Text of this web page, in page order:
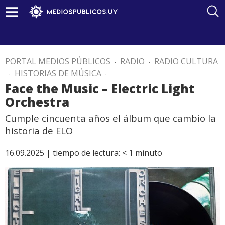
PORTAL MEDIOS PÚBLICOS . RADIO . RADIO CULTURA
. HISTORIAS DE MÚSICA .
Face the Music – Electric Light
Orchestra
Cumple cincuenta años el álbum que cambio la
historia de ELO
16.09.2025 | tiempo de lectura: < 1 minuto